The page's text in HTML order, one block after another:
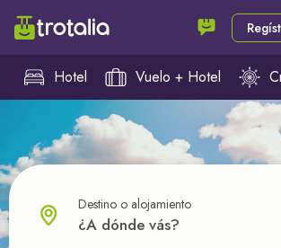
Hotel Vuelo + Hotel
Destino o alojamiento